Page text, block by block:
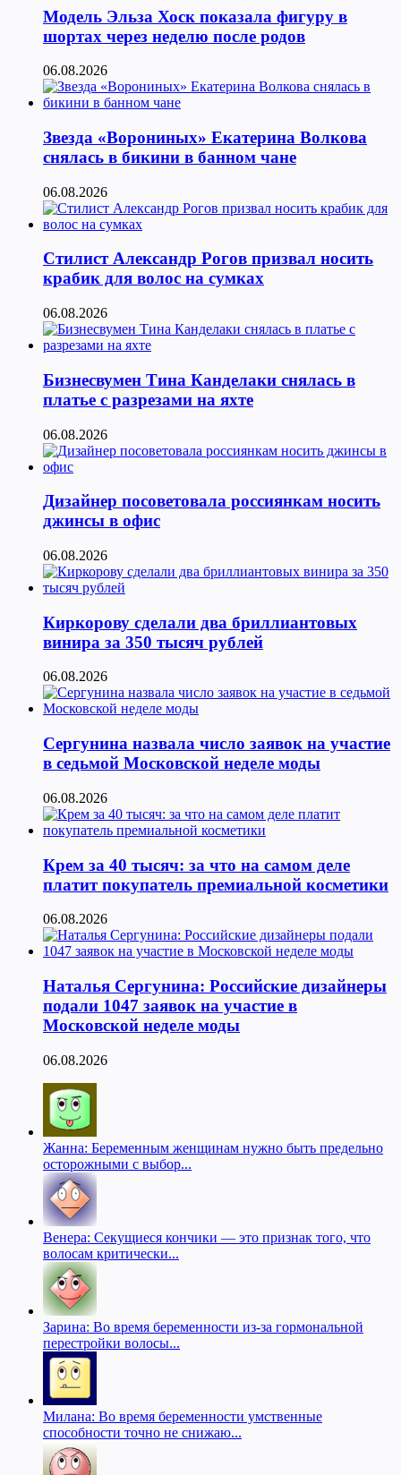
Модель Эльза Хоск показала фигуру в
шортах через неделю после родов
06.08.2026
Звезда «Ворониных» Екатерина Волкова
снялась в бикини в банном чане
06.08.2026
Стилист Александр Рогов призвал носить
крабик для волос на сумках
06.08.2026
Бизнесвумен Тина Канделаки снялась в
платье с разрезами на яхте
06.08.2026
Дизайнер посоветовала россиянкам носить
джинсы в офис
06.08.2026
Киркорову сделали два бриллиантовых
винира за 350 тысяч рублей
06.08.2026
Сергунина назвала число заявок на участие
в седьмой Московской неделе моды
06.08.2026
Крем за 40 тысяч: за что на самом деле
платит покупатель премиальной косметики
06.08.2026
Наталья Сергунина: Российские дизайнеры
подали 1047 заявок на участие в
Московской неделе моды
06.08.2026
Жанна: Беременным женщинам нужно быть предельно
осторожными с выбор...
Венера: Секущиеся кончики — это признак того, что
волосам критически...
Зарина: Во время беременности из-за гормональной
перестройки волосы...
Милана: Во время беременности умственные
способности точно не снижаю...